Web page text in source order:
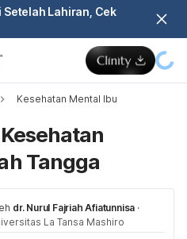
Lahiran, Cek
Kesehatan Mental Ibu
Tangga
dr. Nurul Fajriah Afiatunnisa ·
La Tansa Mashiro